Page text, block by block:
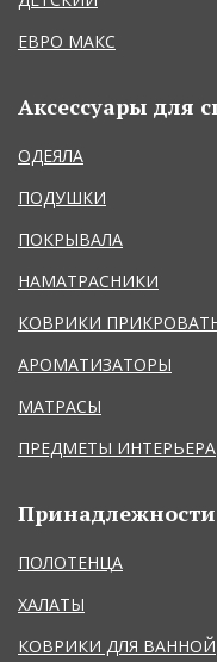
ЕВРО МАКС
Аксессуары для
ОДЕЯЛА
ПОДУШКИ
ПОКРЫВАЛА
НАМАТРАСНИКИ
КОВРИКИ
АРОМАТИЗАТОРЫ
МАТРАСЫ
ПРЕДМЕТЫ ИНТЕРЬЕРА
ПОЛОТЕНЦА
ХАЛАТЫ
КОВРИКИ ДЛЯ ВАННОЙ